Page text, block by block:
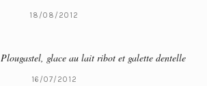
18/08/2012
glace au lait ribot et galette dentelle
16/07/2012